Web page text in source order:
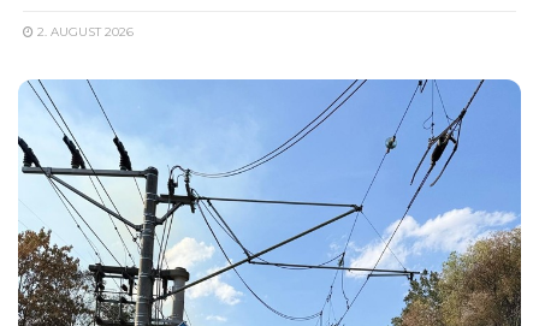
2. AUGUST 2026